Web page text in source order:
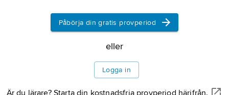
Påbörja din gratis provperiod
eller
Logga in
Är du lärare? Starta din kostnadsfria provperiod härifrån.